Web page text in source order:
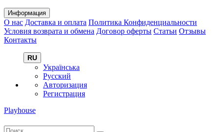
Информация
О нас Доставка и оплата Политика Конфиденциальности
Условия возврата и обмена Договор оферты Статьи Отзывы
Контакты
RU
Українська
Русский
Авторизация
Регистрация
Playhouse